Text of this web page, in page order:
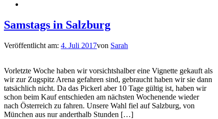
Samstags in Salzburg
Veröffentlicht am: 4. Juli 2017von Sarah
Vorletzte Woche haben wir vorsichtshalber eine Vignette gekauft als
wir zur Zugspitz Arena gefahren sind, gebraucht haben wir sie dann
tatsächlich nicht. Da das Pickerl aber 10 Tage gültig ist, haben wir
schon beim Kauf entschieden am nächsten Wochenende wieder
nach Österreich zu fahren. Unsere Wahl fiel auf Salzburg, von
München aus nur anderthalb Stunden […]